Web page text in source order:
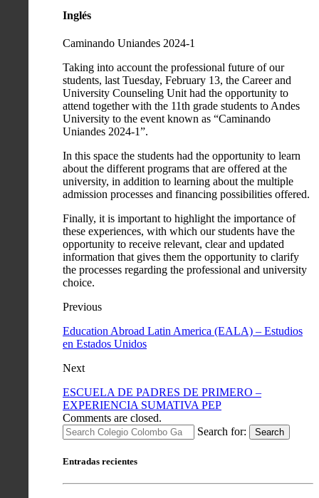
Inglés
Caminando Uniandes 2024-1
Taking into account the professional future of our
students, last Tuesday, February 13, the Career and
University Counseling Unit had the opportunity to
attend together with the 11th grade students to Andes
University to the event known as “Caminando
Uniandes 2024-1”.
In this space the students had the opportunity to learn
about the different programs that are offered at the
university, in addition to learning about the multiple
admission processes and financing possibilities offered.
Finally, it is important to highlight the importance of
these experiences, with which our students have the
opportunity to receive relevant, clear and updated
information that gives them the opportunity to clarify
the processes regarding the professional and university
choice.
Previous
Education Abroad Latin America (EALA) – Estudios
en Estados Unidos
Next
ESCUELA DE PADRES DE PRIMERO –
EXPERIENCIA SUMATIVA PEP
Comments are closed.
Search for:
Search
Entradas recientes